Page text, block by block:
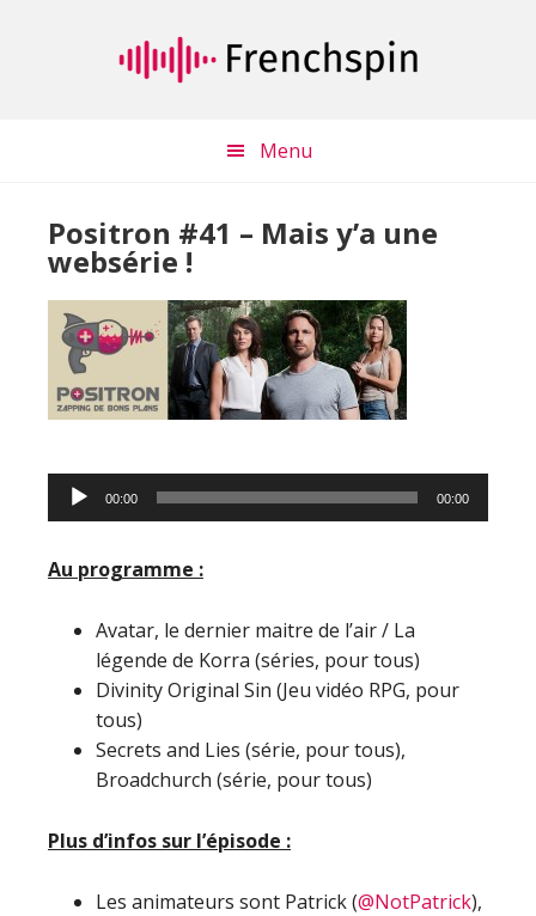
Menu
Positron #41 – Mais y’a une
websérie !
Lecteur
audio
00:00 00:00
Au programme :
Avatar, le dernier maitre de l’air / La
légende de Korra (séries, pour tous)
Divinity Original Sin (Jeu vidéo RPG, pour
tous)
Secrets and Lies (série, pour tous),
Broadchurch (série, pour tous)
Plus d’infos sur l’épisode :
Les animateurs sont Patrick (@NotPatrick),